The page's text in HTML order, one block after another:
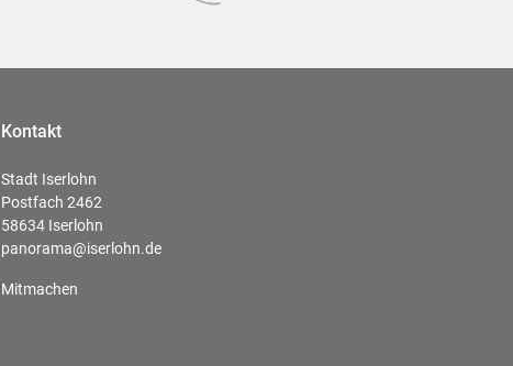
Kontakt
Stadt Iserlohn
Postfach 2462
58634 Iserlohn
panorama@iserlohn.de
Mitmachen